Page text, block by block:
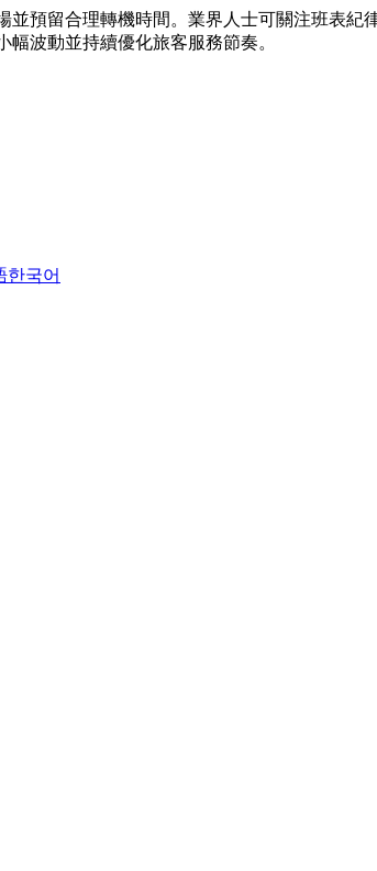
預留合理轉機時間。業界人士可關注班表
波動並持續優化旅客服務節奏。
한국어